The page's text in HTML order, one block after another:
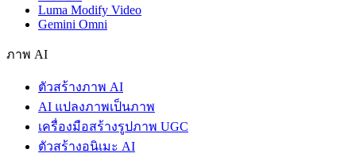
Luma Modify Video
Gemini Omni
ภาพ AI
ตัวสร้างภาพ AI
AI แปลงภาพเป็นภาพ
เครื่องมือสร้างรูปภาพ UGC
ตัวสร้างอนิเมะ AI